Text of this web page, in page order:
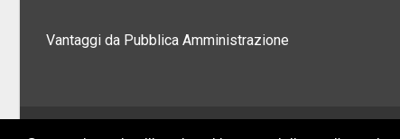
Vantaggi da Pubblica Amministrazione